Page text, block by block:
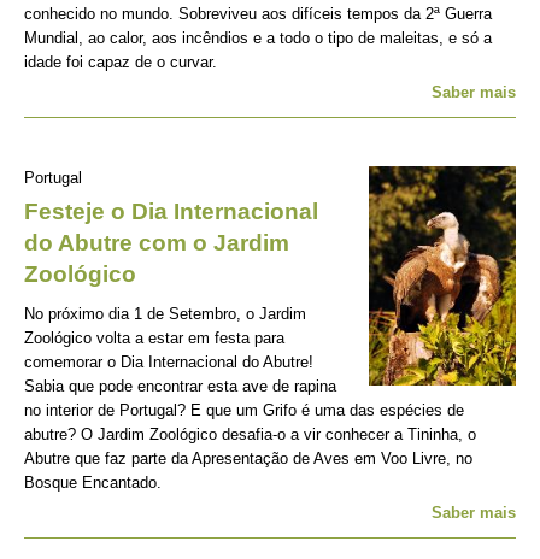
conhecido no mundo. Sobreviveu aos difíceis tempos da 2ª Guerra
Mundial, ao calor, aos incêndios e a todo o tipo de maleitas, e só a
idade foi capaz de o curvar.
Saber mais
Portugal
Festeje o Dia Internacional
do Abutre com o Jardim
Zoológico
No próximo dia 1 de Setembro, o Jardim
Zoológico volta a estar em festa para
comemorar o Dia Internacional do Abutre!
Sabia que pode encontrar esta ave de rapina
no interior de Portugal? E que um Grifo é uma das espécies de
abutre? O Jardim Zoológico desafia-o a vir conhecer a Tininha, o
Abutre que faz parte da Apresentação de Aves em Voo Livre, no
Bosque Encantado.
Saber mais